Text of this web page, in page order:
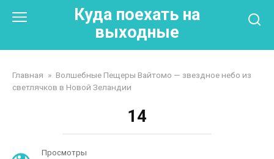
Куда поехать на
выходные
Главная » Волшебные Пещеры Вайтомо — звездное небо из
светлячков в Новой Зеландии
14
Просмотры